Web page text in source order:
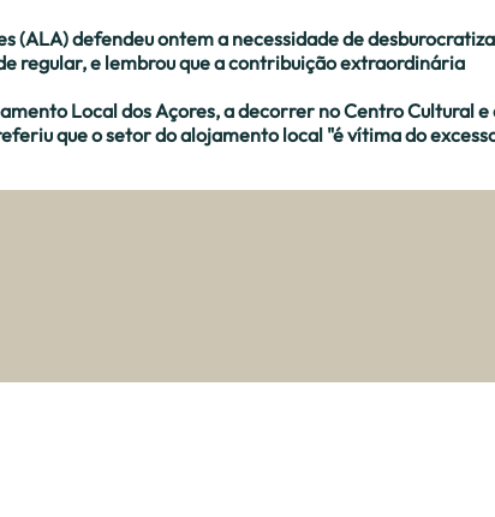
(ALA) defendeu ontem a necessidade de
regular, e lembrou que a contribuição extraordinária
Local dos Açores, a decorrer no Centro Cultural e
que o setor do alojamento local "é vítima do